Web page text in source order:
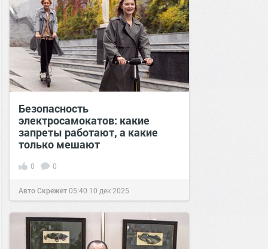
Безопасность
электросамокатов: какие
запреты работают, а какие
только мешают
0 0
Авто Скрежет05:40 10 дек 2025